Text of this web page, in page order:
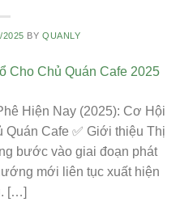
2025 BYQUANLY
Hiện Nay (2025): Cơ Hội
Quán Cafe ✅ Giới thiệu Thị
bước vào giai đoạn phát
mới liên tục xuất hiện
[…]